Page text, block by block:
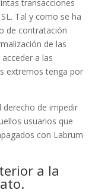
transacciones
Tal y como se ha
de contratación
de las
a las
extremos tenga por
derecho de impedir
usuarios que
con Labrum
a la